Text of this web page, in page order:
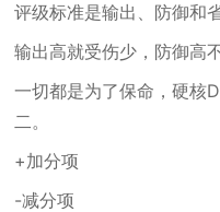
评级标准是输出、防御和省
输出高就受伤少，防御高
一切都是为了保命，硬核
二。
+加分项
-减分项